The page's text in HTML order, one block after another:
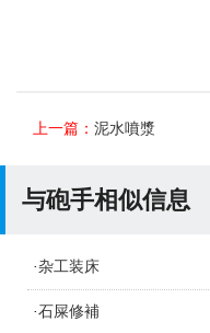
上一篇： 泥水噴漿
与砲手相似信息
·杂工装床
·石屎修補